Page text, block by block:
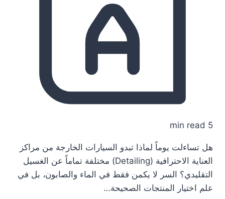
5 min read
هل تساءلت يوماً لماذا تبدو السيارات الخارجة من مراكز
العناية الاحترافية (Detailing) مختلفة تماماً عن الغسيل
التقليدي؟ السر لا يكمن فقط في الماء والصابون، بل في
علم اختيار المنتجات الصحيحة…